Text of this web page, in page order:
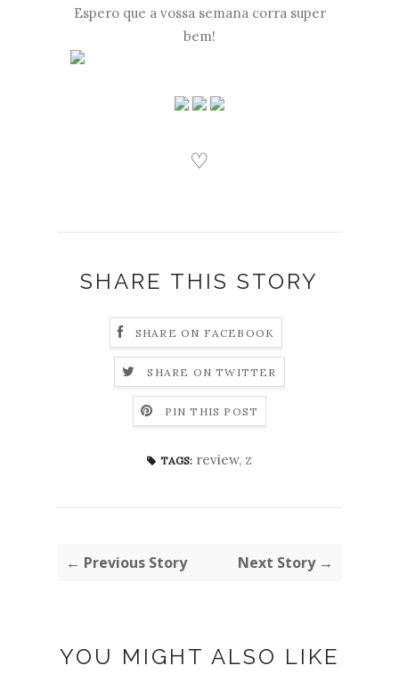
Espero que a vossa semana corra super
bem!
♡
SHARE THIS STORY
SHARE ON FACEBOOK
SHARE ON TWITTER
PIN THIS POST
TAGS: review, z
← Previous Story Next Story →
YOU MIGHT ALSO LIKE